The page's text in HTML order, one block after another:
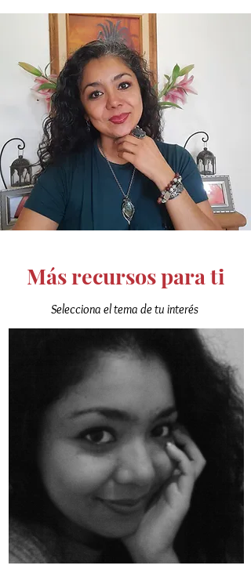
Más recursos para ti
Selecciona el tema de tu interés